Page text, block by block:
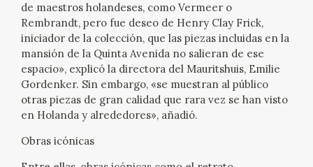
FRANCISCO DE GOYA
BIOGRAFÍA
CRONOLOGÍA
EL VIAJE DE GOYA
de maestros holandeses, como Vermeer o
Rembrandt, pero fue deseo de Henry Clay Frick,
iniciador de la colección, que las piezas incluidas en la
mansión de la Quinta Avenida no salieran de ese
espacio», explicó la directora del Mauritshuis, Emilie
Gordenker. Sin embargo, «se muestran al público
otras piezas de gran calidad que rara vez se han visto
en Holanda y alrededores», añadió.
Obras icónicas